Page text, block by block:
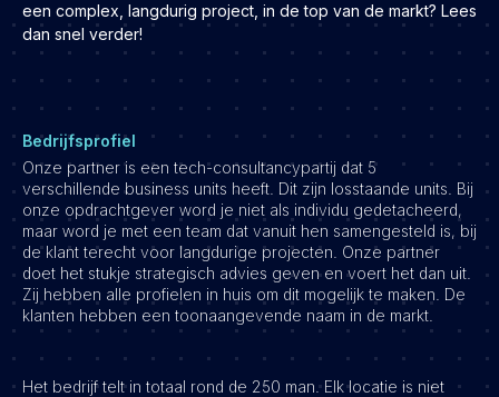
Marketing
Product
Sales
Specialistische techrollen
Support
Operations & HR
Inzichten
Over ons
Werken bij Haystack People
Contact
een complex, langdurig project, in de top van de markt? Lees
dan snel verder!
Bedrijfsprofiel
Onze partner is een tech-consultancypartij dat 5
verschillende business units heeft. Dit zijn losstaande units. Bij
onze opdrachtgever word je niet als individu gedetacheerd,
maar word je met een team dat vanuit hen samengesteld is, bij
de klant terecht voor langdurige projecten. Onze partner
doet het stukje strategisch advies geven en voert het dan uit.
Zij hebben alle profielen in huis om dit mogelijk te maken. De
klanten hebben een toonaangevende naam in de markt.
Het bedrijf telt in totaal rond de 250 man. Elk locatie is niet